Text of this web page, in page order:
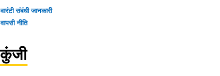
• Supports accurate alignment during impact application.
• Reduces the effort required to dislodge tightly fitted
• Suitable for removing pins and bolts greater than 1-1/4
inch and up to 2 inch (50.8 mm) diameters.
वारंटी संबंधी जानकारी
वापसी नीति
कुंजी